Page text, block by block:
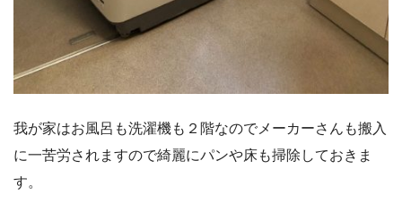
我が家はお風呂も洗濯機も２階なのでメーカーさんも搬入
に一苦労されますので綺麗にパンや床も掃除しておきま
す。